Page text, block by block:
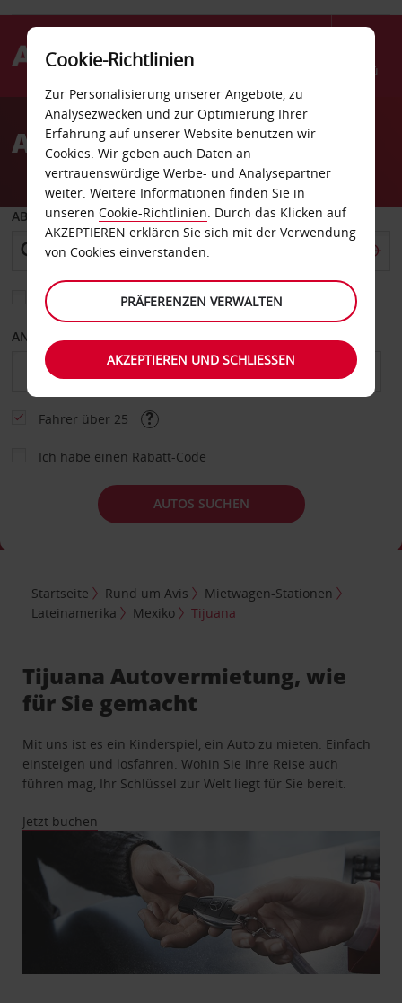
Menü
AvisAutovermietung Tijuana
ABHOLEN VON
Eine andere Rückgabestation auswählen
ANFANGSDATUM
Fahrer über 25
Ich habe einen Rabatt-Code
AUTOS SUCHEN
Startseite Rund um Avis
Mietwagen-Stationen
Lateinamerika
Mexiko Tijuana
Tijuana Autovermietung, wie
für Sie gemacht
Mit uns ist es ein Kinderspiel, ein Auto zu mieten. Einfach
einsteigen und losfahren. Wohin Sie Ihre Reise auch
führen mag, Ihr Schlüssel zur Welt liegt für Sie bereit.
Jetzt buchen
Cookie-Richtlinien
Zur Personalisierung unserer Angebote, zu
Analysezwecken und zur Optimierung Ihrer
Erfahrung auf unserer Website benutzen wir
Cookies. Wir geben auch Daten an
vertrauenswürdige Werbe- und Analysepartner
weiter. Weitere Informationen finden Sie in
unseren Cookie-Richtlinien. Durch das Klicken auf
AKZEPTIEREN erklären Sie sich mit der Verwendung
von Cookies einverstanden.
PRÄFERENZEN VERWALTEN
AKZEPTIEREN UND SCHLIESSEN